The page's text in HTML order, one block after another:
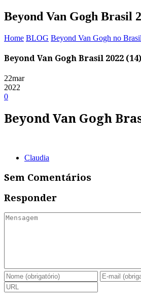
Beyond Van Gogh Brasil
Home BLOG Beyond Van Gogh no Brasil
Beyond Van Gogh Brasil 2022 (14)
22mar
2022
0
Beyond Van Gogh
Claudia
Sem Comentários
Responder